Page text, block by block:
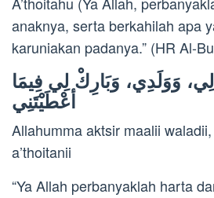
anaknya, serta berkahilah apa
karuniakan padanya.” (HR Al-
وَوَلَدِي، وَبَارِكْ لِي فِيمَا
أعْطَيْتَنِي
Allahumma aktsir maalii
a’thoitanii
“Ya Allah perbanyaklah harta